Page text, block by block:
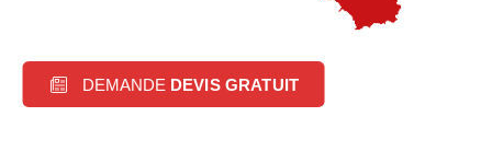
DEMANDE DEVIS GRATUIT